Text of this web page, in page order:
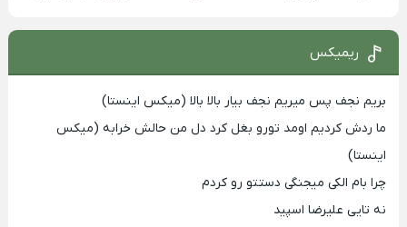
ریمیکس
بریم نجف پس میریم نجف بیار بالا بالا (میکس اینستا)
ما ردش کردیم اومد تورو بغل کرد دل من حالش خرابه (میکس
اینستا)
چرا بام الکی میجنگی دستتو رو کردم
نه تایی علیرضا اسپید